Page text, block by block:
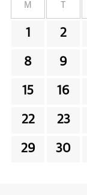
M
1 2
8 9
15 16
22 23
29 30